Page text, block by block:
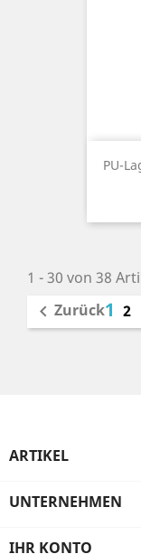
PU-
1 - 30 von 38
 Zurück1 2
ARTIKEL
UNTERNEHMEN
IHR KONTO